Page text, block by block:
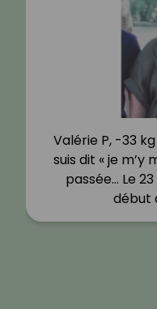
Valérie P, -33
suis dit « je m’y
passée… Le
début